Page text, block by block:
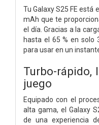
Tu Galaxy S25 FE está
mAh que te
el día. Gracias a la
hasta el 65 % en solo
para usar en un
Turbo-rápido,
juego
Equipado con el
alta gama, el Galaxy
de una experiencia